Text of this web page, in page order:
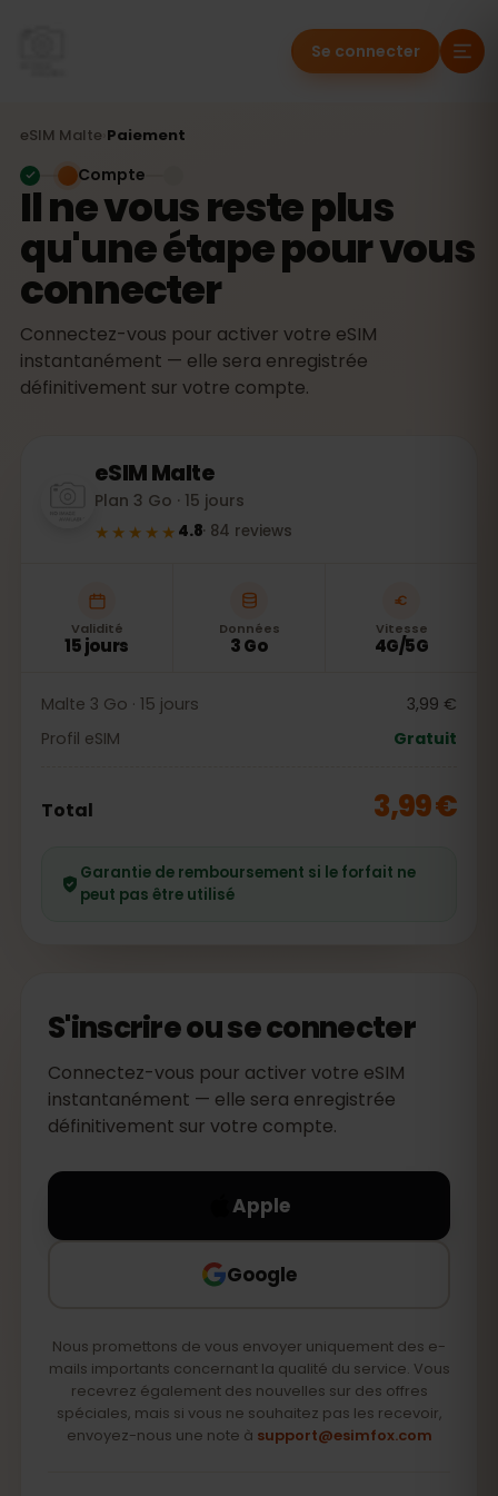
Se connecter
eSIM Malte Paiement
Il ne vous reste plus
qu'une étape pour vous
connecter
Connectez-vous pour activer votre eSIM
instantanément — elle sera enregistrée
définitivement sur votre compte.
Compte
eSIMMalte
Plan 3 Go · 15 jours
★★★★★ 4.8· 84 reviews
Validité
15 jours
Données
3 Go
Vitesse
4G/5G
Malte 3 Go · 15 jours
3,99 €
Profil eSIM
Gratuit
Total 3,99 €
Garantie de remboursement si le forfait ne
peut pas être utilisé
S'inscrire ou se connecter
Connectez-vous pour activer votre eSIM
instantanément — elle sera enregistrée
définitivement sur votre compte.
Apple
Google
Nous promettons de vous envoyer uniquement des e-
mails importants concernant la qualité du service. Vous
recevrez également des nouvelles sur des offres
spéciales, mais si vous ne souhaitez pas les recevoir,
envoyez-nous une note à support@esimfox.com